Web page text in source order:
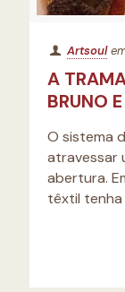
Artsoul
A
BRUNO
O sistema
atravessar
abertura.
têxtil tenha